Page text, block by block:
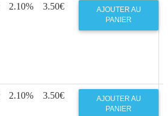
2.10% 3.50€
AJOUTER AU
PANIER
2.10% 3.50€
AJOUTER AU
PANIER